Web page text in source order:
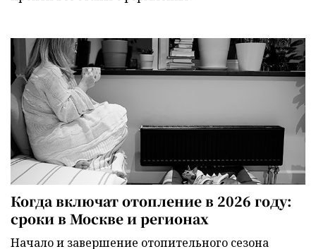
Когда включат отопление в 2026 году:
сроки в Москве и регионах
Начало и завершение отопительного сезона